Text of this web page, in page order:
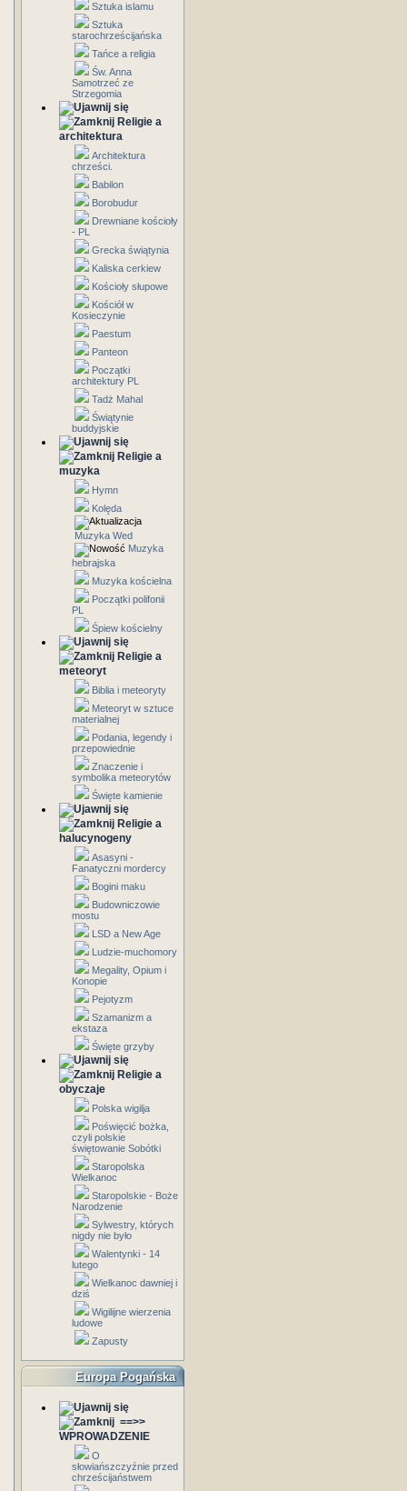
Sztuka islamu
Sztuka
starochrześcijańska
Tańce a religia
Św. Anna
Samotrzeć ze
Strzegomia
Religie a
architektura
Architektura
chrześci.
Babilon
Borobudur
Drewniane kościoły
- PL
Grecka świątynia
Kaliska cerkiew
Kościoły słupowe
Kościół w
Kosieczynie
Paestum
Panteon
Początki
architektury PL
Tadż Mahal
Świątynie
buddyjskie
Religie a
muzyka
Hymn
Kolęda
Muzyka Wed
Muzyka
hebrajska
Muzyka kościelna
Początki polifonii
PL
Śpiew kościelny
Religie a
meteoryt
Biblia i meteoryty
Meteoryt w sztuce
materialnej
Podania, legendy i
przepowiednie
Znaczenie i
symbolika meteorytów
Święte kamienie
Religie a
halucynogeny
Asasyni -
Fanatyczni mordercy
Bogini maku
Budowniczowie
mostu
LSD a New Age
Ludzie-muchomory
Megality, Opium i
Konopie
Pejotyzm
Szamanizm a
ekstaza
Święte grzyby
Religie a
obyczaje
Polska wigilja
Poświęcić bożka,
czyli polskie
świętowanie Sobótki
Staropolska
Wielkanoc
Staropolskie - Boże
Narodzenie
Sylwestry, których
nigdy nie było
Walentynki - 14
lutego
Wielkanoc dawniej i
dziś
Wigilijne wierzenia
ludowe
Zapusty
Europa Pogańska
==>>
WPROWADZENIE
O
słowiańszczyźnie przed
chrześcijaństwem